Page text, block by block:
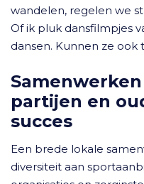
wandelen, regelen we
Of ik pluk dansfilmpjes
dansen. Kunnen ze ook
partijen en
succes
Een brede lokale
diversiteit aan